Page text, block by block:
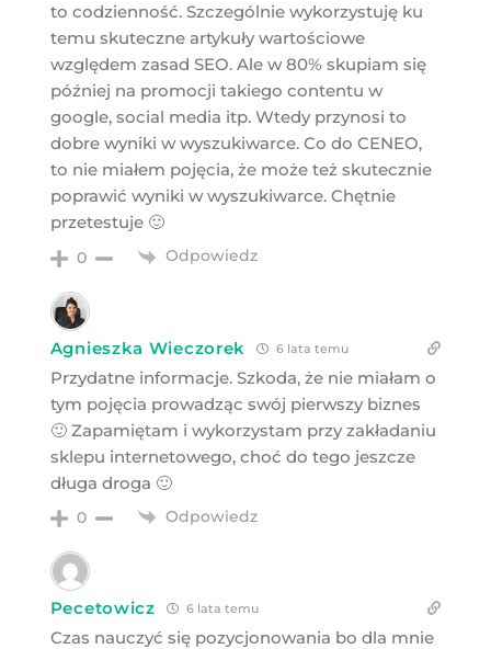
to codzienność. Szczególnie wykorzystuję ku
temu skuteczne artykuły wartościowe
względem zasad SEO. Ale w 80% skupiam się
później na promocji takiego contentu w
google, social media itp. Wtedy przynosi to
dobre wyniki w wyszukiwarce. Co do CENEO,
to nie miałem pojęcia, że może też skutecznie
poprawić wyniki w wyszukiwarce. Chętnie
przetestuje 🙂
0 Odpowiedz
Agnieszka Wieczorek 6 lata temu
Przydatne informacje. Szkoda, że nie miałam o
tym pojęcia prowadząc swój pierwszy biznes
🙂 Zapamiętam i wykorzystam przy zakładaniu
sklepu internetowego, choć do tego jeszcze
długa droga 🙂
0 Odpowiedz
Pecetowicz 6 lata temu
Czas nauczyć się pozycjonowania bo dla mnie